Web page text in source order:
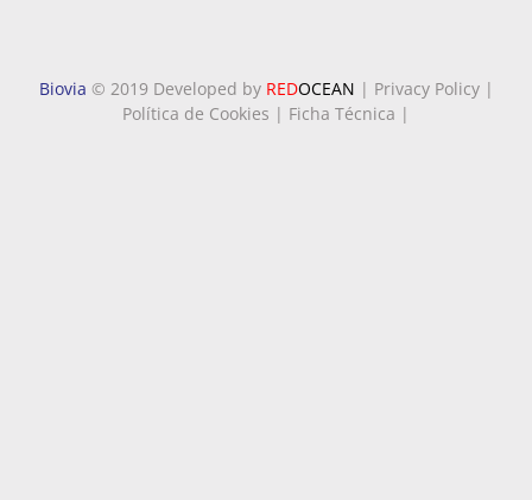
Biovia © 2019 Developed by REDOCEAN | Privacy Policy|
Política de Cookies | Ficha Técnica |